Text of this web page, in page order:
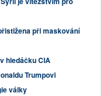
při maskování
hledáčku CIA
Trumpovi
války